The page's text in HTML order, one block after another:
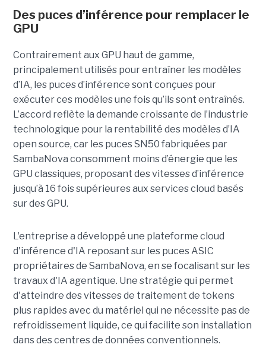
Des puces d’inférence pour remplacer le
GPU
Contrairement aux GPU haut de gamme,
principalement utilisés pour entraîner les modèles
d’IA, les puces d’inférence sont conçues pour
exécuter ces modèles une fois qu’ils sont entraînés.
L’accord reflète la demande croissante de l’industrie
technologique pour la rentabilité des modèles d’IA
open source, car les puces SN50 fabriquées par
SambaNova consomment moins d’énergie que les
GPU classiques, proposant des vitesses d’inférence
jusqu’à 16 fois supérieures aux services cloud basés
sur des GPU.
L'entreprise a développé une plateforme cloud
d'inférence d'IA reposant sur les puces ASIC
propriétaires de SambaNova, en se focalisant sur les
travaux d'IA agentique. Une stratégie qui permet
d'atteindre des vitesses de traitement de tokens
plus rapides avec du matériel qui ne nécessite pas de
refroidissement liquide, ce qui facilite son installation
dans des centres de données conventionnels.